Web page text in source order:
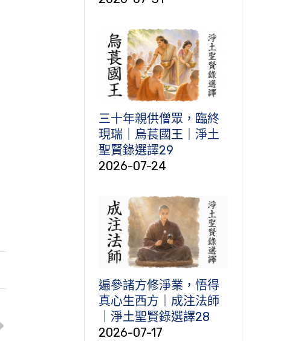
三十年親供僧眾，臨終
現瑞｜烏萇國王｜淨土
聖賢錄選譯29
2026-07-24
遍參諸方修淨業，悟得
真心生西方｜成注法師
｜淨土聖賢錄選譯28
2026-07-17